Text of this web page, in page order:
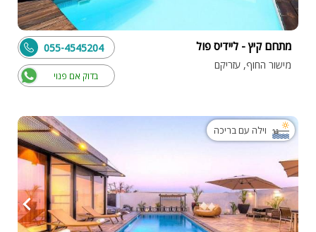
מתחם קיץ - ליידיס פול
מישור החוף, עזריקם
בדוק אם פנוי
055-4545204
וילה עם בריכה